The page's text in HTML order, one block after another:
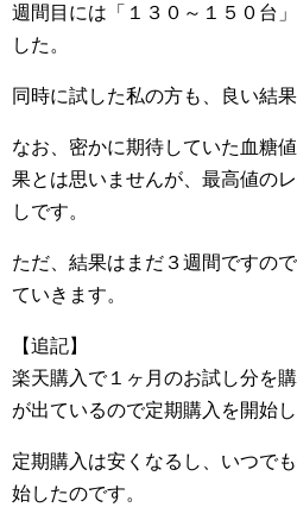
週間目には「１３０～１５０台
した。
同時に試した私の方も、良い結果
なお、密かに期待していた血糖
果とは思いませんが、最高値の
しです。
ただ、結果はまだ３週間ですの
ていきます。
【追記】
楽天購入で１ヶ月のお試し分を
が出ているので定期購入を開始し
定期購入は安くなるし、いつで
始したのです。